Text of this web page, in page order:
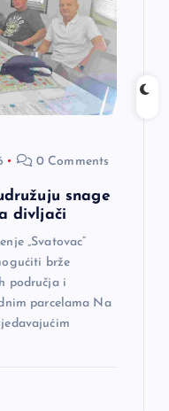
0 Comments
snage
divljači
„Svatovac“
brže
područja i
parcelama Na